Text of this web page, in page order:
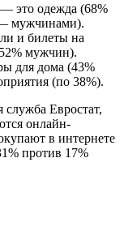
это одежда (68%
мужчинами).
и билеты на
мужчин).
для дома (43%
(по 38%).
служба Евростат,
онлайн-
в интернете
против 17%